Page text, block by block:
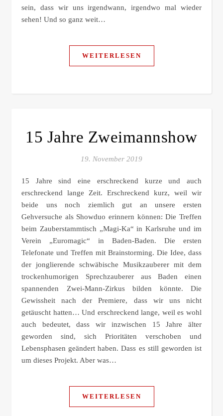
sein, dass wir uns irgendwann, irgendwo mal wieder
sehen! Und so ganz weit…
WEITERLESEN
15 Jahre Zweimannshow
19. November 2019
15 Jahre sind eine erschreckend kurze und auch
erschreckend lange Zeit. Erschreckend kurz, weil wir
beide uns noch ziemlich gut an unsere ersten
Gehversuche als Showduo erinnern können: Die Treffen
beim Zauberstammtisch „Magi-Ka“ in Karlsruhe und im
Verein „Euromagic“ in Baden-Baden. Die ersten
Telefonate und Treffen mit Brainstorming. Die Idee, dass
der jonglierende schwäbische Musikzauberer mit dem
trockenhumorigen Sprechzauberer aus Baden einen
spannenden Zwei-Mann-Zirkus bilden könnte. Die
Gewissheit nach der Premiere, dass wir uns nicht
getäuscht hatten… Und erschreckend lange, weil es wohl
auch bedeutet, dass wir inzwischen 15 Jahre älter
geworden sind, sich Prioritäten verschoben und
Lebensphasen geändert haben. Dass es still geworden ist
um dieses Projekt. Aber was…
WEITERLESEN